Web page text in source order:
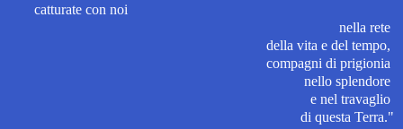
catturate con noi
nella rete
della vita e del tempo,
compagni di prigionia
nello splendore
e nel travaglio
di questa Terra."